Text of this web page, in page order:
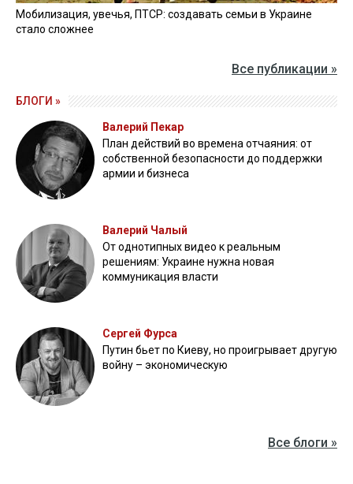
Мобилизация, увечья, ПТСР: создавать семьи в Украине
стало сложнее
Все публикации »
БЛОГИ »
Валерий Пекар
План действий во времена отчаяния: от
собственной безопасности до поддержки
армии и бизнеса
Валерий Чалый
От однотипных видео к реальным
решениям: Украине нужна новая
коммуникация власти
Сергей Фурса
Путин бьет по Киеву, но проигрывает другую
войну – экономическую
Все блоги »